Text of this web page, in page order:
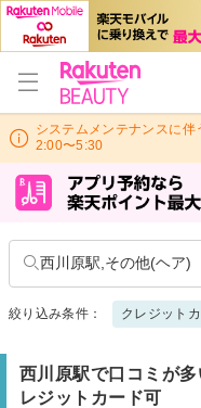
システムメンテナンスに
2:00〜5:30
西川原駅,その他(ヘア)
絞り込み条件： クレジット
西川原駅で口コミが
レジットカード可